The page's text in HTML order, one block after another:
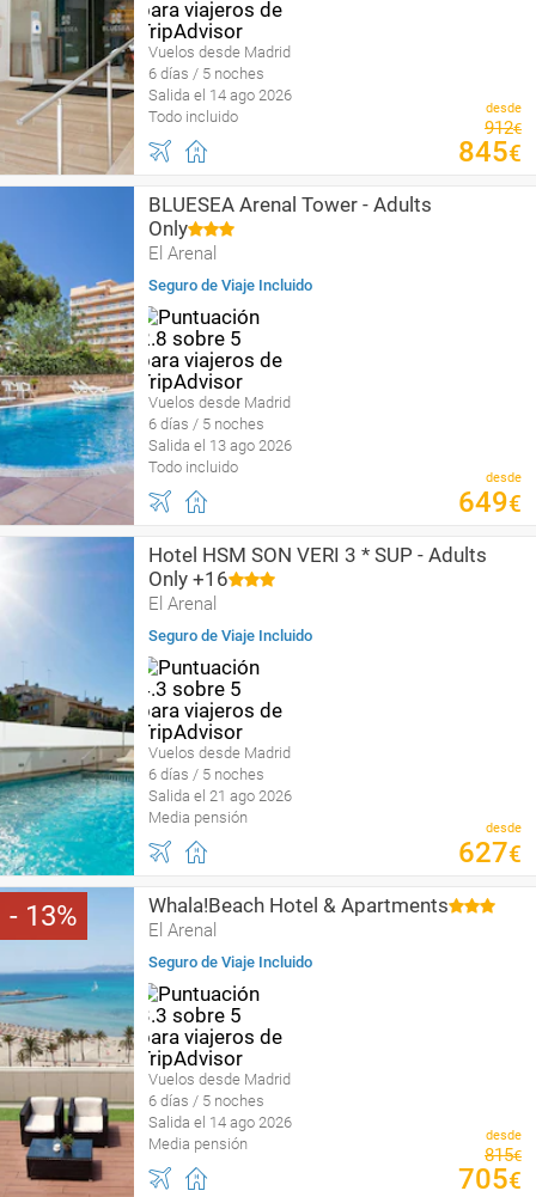
Vuelos desde Madrid
6 días / 5 noches
Salida el 14 ago 2026
Todo incluido
desde
912€
845€
BLUESEA Arenal Tower - Adults
Only
El Arenal
Seguro de Viaje Incluido
Vuelos desde Madrid
6 días / 5 noches
Salida el 13 ago 2026
Todo incluido
desde
649€
Hotel HSM SON VERI 3 * SUP - Adults
Only +16
El Arenal
Seguro de Viaje Incluido
Vuelos desde Madrid
6 días / 5 noches
Salida el 21 ago 2026
Media pensión
desde
627€
13 Whala!Beach Hotel & Apartments
El Arenal
Seguro de Viaje Incluido
Vuelos desde Madrid
6 días / 5 noches
Salida el 14 ago 2026
Media pensión
desde
815€
705€